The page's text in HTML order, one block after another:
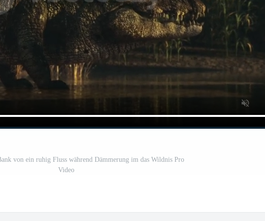
von ein ruhig Fluss während Dämmerung im das Wildnis Pro
Video